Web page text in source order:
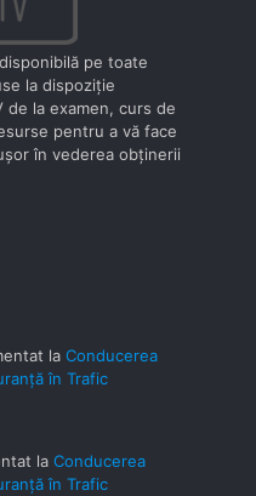
pe toate
la dispoziţie
de la examen, curs de
pentru a vă face
în vederea obţinerii
la Conducerea
în Trafic
la Conducerea
în Trafic